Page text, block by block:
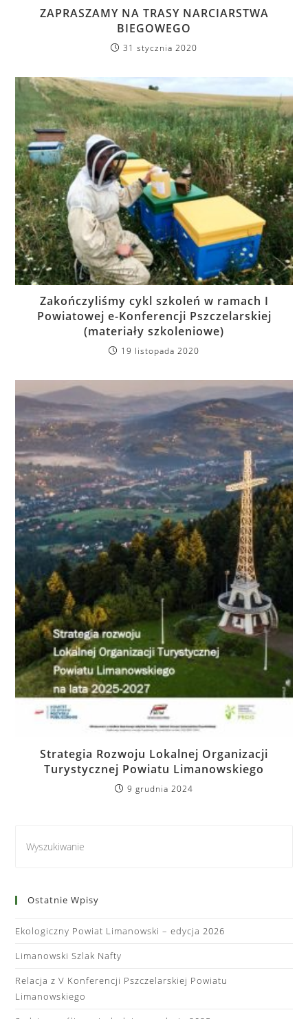
ZAPRASZAMY NA TRASY NARCIARSTWA
BIEGOWEGO
31 stycznia 2020
Zakończyliśmy cykl szkoleń w ramach I
Powiatowej e-Konferencji Pszczelarskiej
(materiały szkoleniowe)
19 listopada 2020
Strategia Rozwoju Lokalnej Organizacji
Turystycznej Powiatu Limanowskiego
9 grudnia 2024
Ostatnie Wpisy
Ekologiczny Powiat Limanowski – edycja 2026
Limanowski Szlak Nafty
Relacja z V Konferencji Pszczelarskiej Powiatu
Limanowskiego